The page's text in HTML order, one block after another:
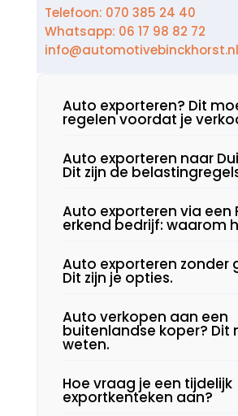
Telefoon: 070 385 24 40
Whatsapp: 06 17 98 82 72
info@automotivebinckhorst.nl
Auto exporteren? Dit
regelen voordat je
Auto exporteren naar
Dit zijn de
Auto exporteren via een
erkend bedrijf: waarom
Auto exporteren zonder
Dit zijn je opties.​
Auto verkopen aan een
buitenlandse koper? Dit
weten.​
Hoe vraag je een tijdelijk
exportkenteken aan?